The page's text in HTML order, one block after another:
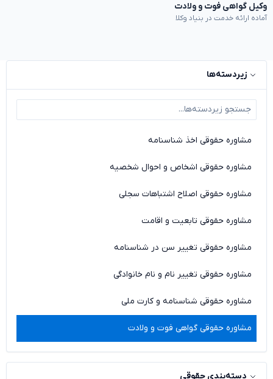
وکیل گواهی فوت و ولادت
آماده ارائه خدمت در بنیاد وکلا
زیردسته‌ها
مشاوره حقوقی اخذ شناسنامه
مشاوره حقوقی اشخاص و احوال شخصیه
مشاوره حقوقی اصلاح اشتباهات سجلی
مشاوره حقوقی تابعیت و اقامت
مشاوره حقوقی تغییر سن در شناسنامه
مشاوره حقوقی تغییر نام و نام خانوادگی
مشاوره حقوقی شناسنامه و کارت ملی
مشاوره حقوقی گواهی فوت و ولادت
دسته‌بندی حقوقی